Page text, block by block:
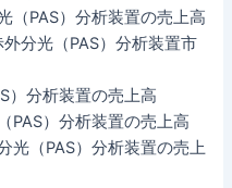
（PAS）分析装置の売上高
分光（PAS）分析装置市
）分析装置の売上高
PAS）分析装置の売上高
光（PAS）分析装置の売上